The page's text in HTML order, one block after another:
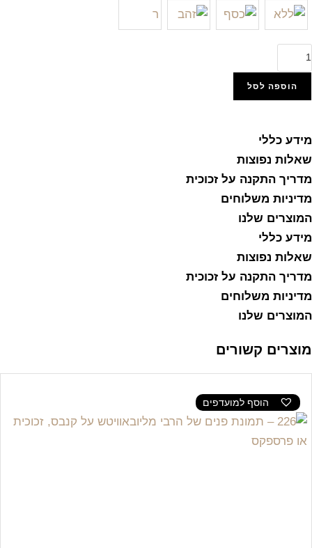
188
סוסים
דוהרים
על
קנבס
מחוסמת
הוספה לסל
מידע כללי
שאלות נפוצות
מדריך התקנה על זכוכית
מדיניות משלוחים
המוצרים שלנו
מידע כללי
שאלות נפוצות
מדריך התקנה על זכוכית
מדיניות משלוחים
המוצרים שלנו
מוצרים קשורים
הוסף למועדפים